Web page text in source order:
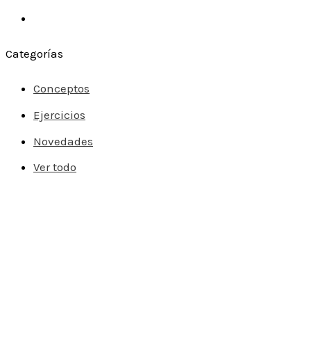
Categorías
Conceptos
Ejercicios
Novedades
Ver todo